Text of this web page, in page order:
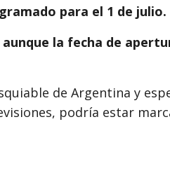
para el 1 de julio.
la fecha de
de Argentina y
podría estar